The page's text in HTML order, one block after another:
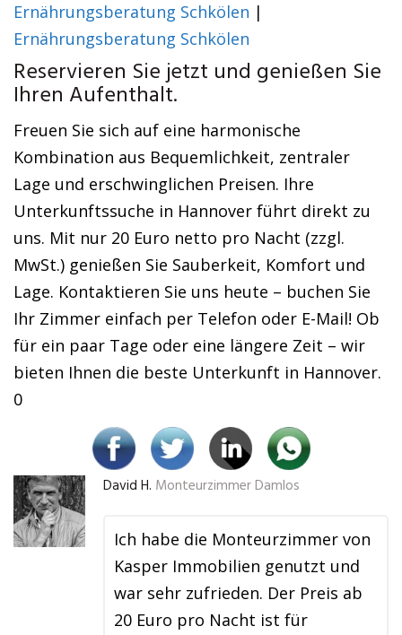
Ernährungsberatung Schkölen |
Ernährungsberatung Schkölen
Reservieren Sie jetzt und genießen Sie
Ihren Aufenthalt.
Freuen Sie sich auf eine harmonische
Kombination aus Bequemlichkeit, zentraler
Lage und erschwinglichen Preisen. Ihre
Unterkunftssuche in Hannover führt direkt zu
uns. Mit nur 20 Euro netto pro Nacht (zzgl.
MwSt.) genießen Sie Sauberkeit, Komfort und
Lage. Kontaktieren Sie uns heute – buchen Sie
Ihr Zimmer einfach per Telefon oder E-Mail! Ob
für ein paar Tage oder eine längere Zeit – wir
bieten Ihnen die beste Unterkunft in Hannover.
0
David H. Monteurzimmer Damlos
Ich habe die Monteurzimmer von
Kasper Immobilien genutzt und
war sehr zufrieden. Der Preis ab
20 Euro pro Nacht ist für